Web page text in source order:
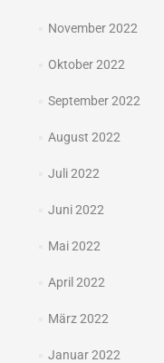
November 2022
Oktober 2022
September 2022
August 2022
Juli 2022
Juni 2022
Mai 2022
April 2022
März 2022
Januar 2022